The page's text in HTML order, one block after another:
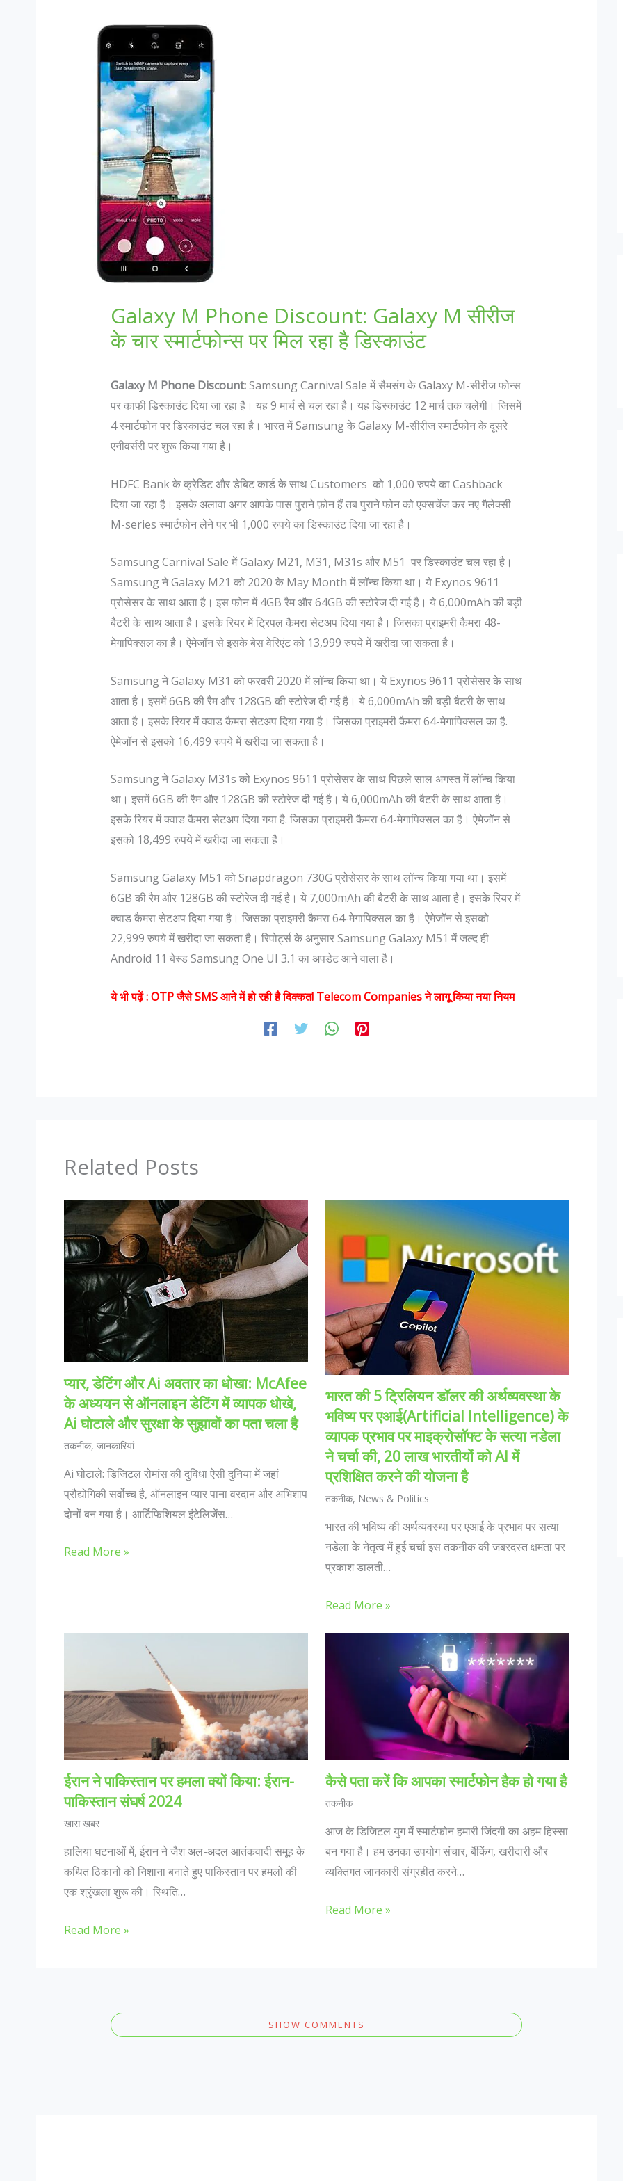
Galaxy M Phone Discount: Galaxy M सीरीज
के चार स्मार्टफोन्स पर मिल रहा है डिस्काउंट
Galaxy M Phone Discount:Samsung Carnival Sale में सैमसंग के Galaxy M-सीरीज फोन्स
पर काफी डिस्काउंट दिया जा रहा है। यह 9 मार्च से चल रहा है। यह डिस्काउंट 12 मार्च तक चलेगी। जिसमें
4 स्मार्टफोन पर डिस्काउंट चल रहा है। भारत में Samsung के Galaxy M-सीरीज स्मार्टफोन के दूसरे
एनीवर्सरी पर शुरू किया गया है।
HDFC Bank के क्रेडिट और डेबिट कार्ड के साथ Customers को 1,000 रुपये का Cashback
दिया जा रहा है। इसके अलावा अगर आपके पास पुराने फ़ोन हैं तब पुराने फोन को एक्सचेंज कर नए गैलेक्सी
M-series स्मार्टफोन लेने पर भी 1,000 रुपये का डिस्काउंट दिया जा रहा है।
Samsung Carnival Sale में Galaxy M21, M31, M31s और M51 पर डिस्काउंट चल रहा है।
Samsung ने Galaxy M21 को 2020 के May Month में लॉन्च किया था। ये Exynos 9611
प्रोसेसर के साथ आता है। इस फोन में 4GB रैम और 64GB की स्टोरेज दी गई है। ये 6,000mAh की बड़ी
बैटरी के साथ आता है। इसके रियर में ट्रिपल कैमरा सेटअप दिया गया है। जिसका प्राइमरी कैमरा 48-
मेगापिक्सल का है। ऐमेजॉन से इसके बेस वेरिएंट को 13,999 रुपये में खरीदा जा सकता है।
Samsung ने Galaxy M31 को फरवरी 2020 में लॉन्च किया था। ये Exynos 9611 प्रोसेसर के साथ
आता है। इसमें 6GB की रैम और 128GB की स्टोरेज दी गई है। ये 6,000mAh की बड़ी बैटरी के साथ
आता है। इसके रियर में क्वाड कैमरा सेटअप दिया गया है। जिसका प्राइमरी कैमरा 64-मेगापिक्सल का है.
ऐमेजॉन से इसको 16,499 रुपये में खरीदा जा सकता है।
Samsung ने Galaxy M31s को Exynos 9611 प्रोसेसर के साथ पिछले साल अगस्त में लॉन्च किया
था। इसमें 6GB की रैम और 128GB की स्टोरेज दी गई है। ये 6,000mAh की बैटरी के साथ आता है।
इसके रियर में क्वाड कैमरा सेटअप दिया गया है. जिसका प्राइमरी कैमरा 64-मेगापिक्सल का है। ऐमेजॉन से
इसको 18,499 रुपये में खरीदा जा सकता है।
Samsung Galaxy M51 को Snapdragon 730G प्रोसेसर के साथ लॉन्च किया गया था। इसमें
6GB की रैम और 128GB की स्टोरेज दी गई है। ये 7,000mAh की बैटरी के साथ आता है। इसके रियर में
क्वाड कैमरा सेटअप दिया गया है। जिसका प्राइमरी कैमरा 64-मेगापिक्सल का है। ऐमेजॉन से इसको
22,999 रुपये में खरीदा जा सकता है। रिपोर्ट्स के अनुसार Samsung Galaxy M51 में जल्द ही
Android 11 बेस्ड Samsung One UI 3.1 का अपडेट आने वाला है।
ये भी पढ़ें :OTP जैसे SMS आने में हो रही है दिक्कत! Telecom Companies ने लागू किया नया नियम
Related Posts
प्यार, डेटिंग और Ai अवतार का धोखा: McAfee
के अध्ययन से ऑनलाइन डेटिंग में व्यापक धोखे,
Ai घोटाले और सुरक्षा के सुझावों का पता चला है
तकनीक, जानकारियां
Ai घोटाले: डिजिटल रोमांस की दुविधा ऐसी दुनिया में जहां
प्रौद्योगिकी सर्वोच्च है, ऑनलाइन प्यार पाना वरदान और अभिशाप
दोनों बन गया है। आर्टिफिशियल इंटेलिजेंस…
Read More »
भारत की 5 ट्रिलियन डॉलर की अर्थव्यवस्था के
भविष्य पर एआई(Artificial Intelligence) के
व्यापक प्रभाव पर माइक्रोसॉफ्ट के सत्या नडेला
ने चर्चा की, 20 लाख भारतीयों को AI में
प्रशिक्षित करने की योजना है
तकनीक, News & Politics
भारत की भविष्य की अर्थव्यवस्था पर एआई के प्रभाव पर सत्या
नडेला के नेतृत्व में हुई चर्चा इस तकनीक की जबरदस्त क्षमता पर
प्रकाश डालती…
Read More »
ईरान ने पाकिस्तान पर हमला क्यों किया: ईरान-
पाकिस्तान संघर्ष 2024
खास खबर
हालिया घटनाओं में, ईरान ने जैश अल-अदल आतंकवादी समूह के
कथित ठिकानों को निशाना बनाते हुए पाकिस्तान पर हमलों की
एक श्रृंखला शुरू की। स्थिति…
Read More »
कैसे पता करें कि आपका स्मार्टफोन हैक हो गया है
तकनीक
आज के डिजिटल युग में स्मार्टफोन हमारी जिंदगी का अहम हिस्सा
बन गया है। हम उनका उपयोग संचार, बैंकिंग, खरीदारी और
व्यक्तिगत जानकारी संग्रहीत करने…
Read More »
SHOW COMMENTS
प्रेमी हैं और धार्मिक आस्था भी रखते
बार उत्तराखंड की यात्रा करनी
कहीं भी आपका विश्वास हो , चाहे वो
क्या आप जानते हैं गुजरात के सबसे स्वादिष्ट व्यंजन
विश्व मे सबसे ज्यादा अगर किसी मेहमान नवाजी की बात
होती है तो वो है भारतीय मेहमान नवाजी । आज भारतीयों
है । पंजाबी और दक्षिण भारतीय खाने के बाद...
1857 की क्रांति के मुख्य क्रांतिकारी
1857 की क्रांति के विषय मे कहा जाता है कि 1857 की
क्रांति की शुरुवात कुछ ब्रिटेश इंडियन आर्मी के भारतीय
और नॉर्थ इंडिय के कुछ हिस्से मे ही लड़ा...